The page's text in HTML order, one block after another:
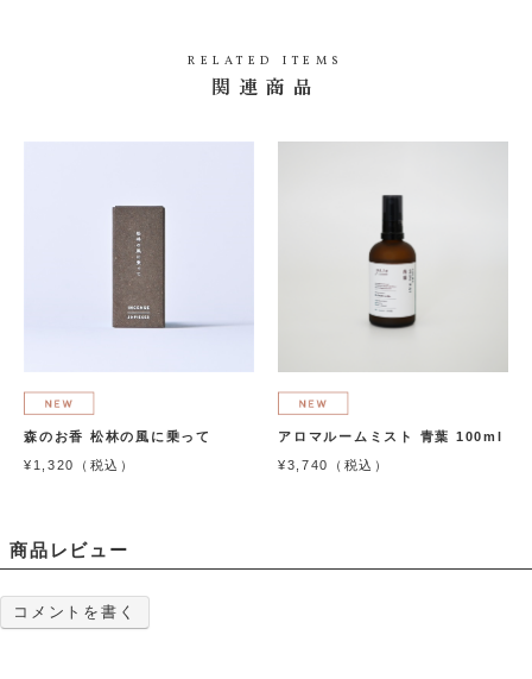
加
RELATED ITEMS
関連商品
森のお香 松林の風に乗って
¥1,320（税込）
アロマルームミスト 青葉 100ml
¥3,740（税込）
商品レビュー
コメントを書く